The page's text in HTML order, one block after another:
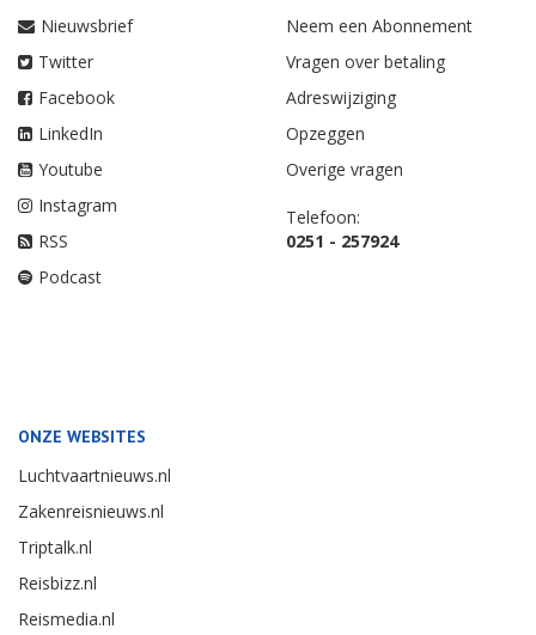
Nieuwsbrief
Twitter
Facebook
LinkedIn
Youtube
Instagram
RSS
Podcast
Neem een Abonnement
Vragen over betaling
Adreswijziging
Opzeggen
Overige vragen
Telefoon:
0251 - 257924
ONZE WEBSITES
Luchtvaartnieuws.nl
Zakenreisnieuws.nl
Triptalk.nl
Reisbizz.nl
Reismedia.nl